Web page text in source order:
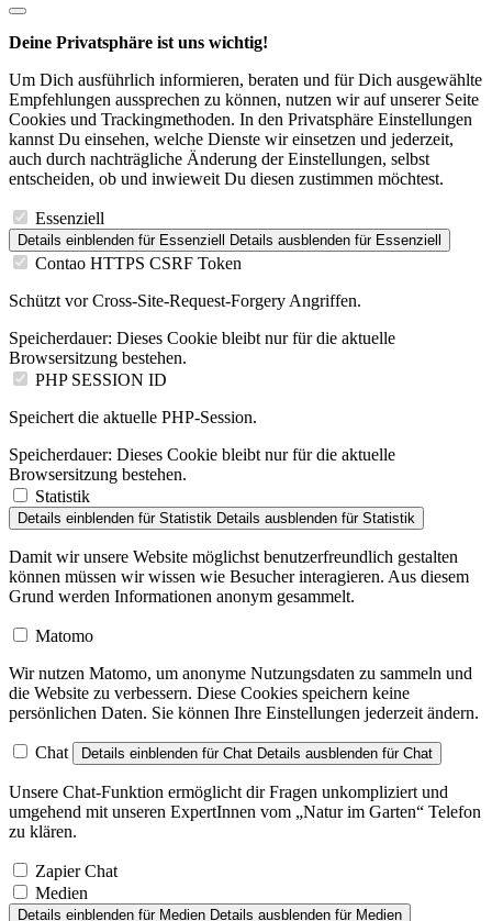
Deine Privatsphäre ist uns wichtig!
Um Dich ausführlich informieren, beraten und für Dich ausgewählte
Empfehlungen aussprechen zu können, nutzen wir auf unserer Seite
Cookies und Trackingmethoden. In den Privatsphäre Einstellungen
kannst Du einsehen, welche Dienste wir einsetzen und jederzeit,
auch durch nachträgliche Änderung der Einstellungen, selbst
entscheiden, ob und inwieweit Du diesen zustimmen möchtest.
Essenziell
Details einblenden für Essenziell Details ausblenden für Essenziell
Contao HTTPS CSRF Token
Schützt vor Cross-Site-Request-Forgery Angriffen.
Speicherdauer: Dieses Cookie bleibt nur für die aktuelle
Browsersitzung bestehen.
PHP SESSION ID
Speichert die aktuelle PHP-Session.
Speicherdauer: Dieses Cookie bleibt nur für die aktuelle
Browsersitzung bestehen.
Statistik
Details einblenden für Statistik Details ausblenden für Statistik
Damit wir unsere Website möglichst benutzerfreundlich gestalten
können müssen wir wissen wie Besucher interagieren. Aus diesem
Grund werden Informationen anonym gesammelt.
Matomo
Wir nutzen Matomo, um anonyme Nutzungsdaten zu sammeln und
die Website zu verbessern. Diese Cookies speichern keine
persönlichen Daten. Sie können Ihre Einstellungen jederzeit ändern.
Chat Details einblenden für Chat Details ausblenden für Chat
Unsere Chat-Funktion ermöglicht dir Fragen unkompliziert und
umgehend mit unseren ExpertInnen vom „Natur im Garten“ Telefon
zu klären.
Zapier Chat
Medien
Details einblenden für Medien Details ausblenden für Medien